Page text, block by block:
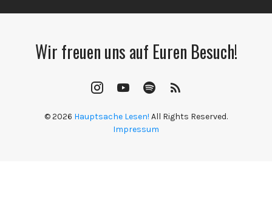
Wir freuen uns auf Euren Besuch!
InstagramYouTube
Channel
Spotify
© 2026 Hauptsache Lesen! All Rights Reserved.
Impressum